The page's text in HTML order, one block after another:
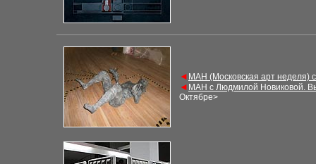
◄ МАН (Московская арт неделя)
◄ МАН с Людмилой Новиковой.
Октябре>